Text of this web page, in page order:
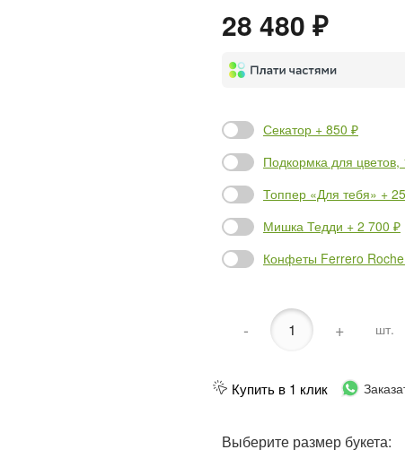
28 480 ₽
Секатор + 850 ₽
Подкормка для цветов,
Топпер «Для тебя» +
Мишка Тедди + 2 700 ₽
Конфеты Ferrero
- + шт.
Купить в 1 клик
Выберите размер букета: